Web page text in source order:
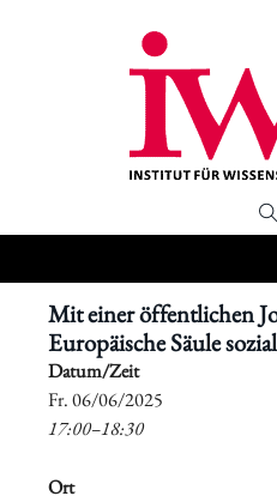
Mit einer öffentlichen
Europäische Säule
Datum/Zeit
​Fr. 06/06/2025
17:00–18:30
Ort